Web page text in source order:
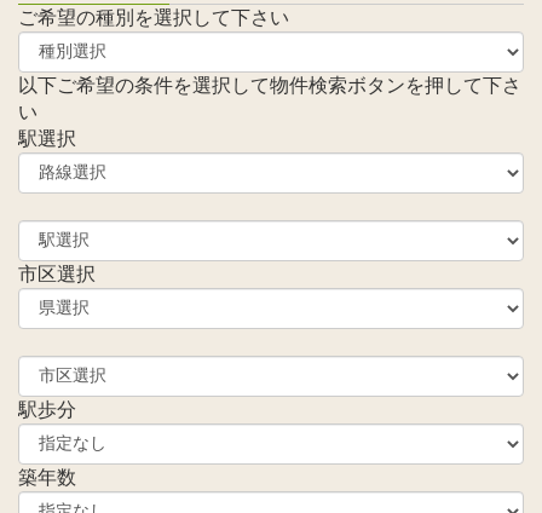
ご希望の種別を選択して下さい
以下ご希望の条件を選択して物件検索ボタンを押して下さ
い
駅選択
市区選択
駅歩分
築年数